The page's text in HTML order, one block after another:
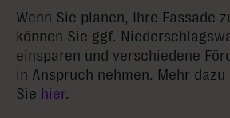
Wenn Sie planen, Ihre Fassade
können Sie ggf.
einsparen und verschiedene
in Anspruch nehmen. Mehr
Sie hier.